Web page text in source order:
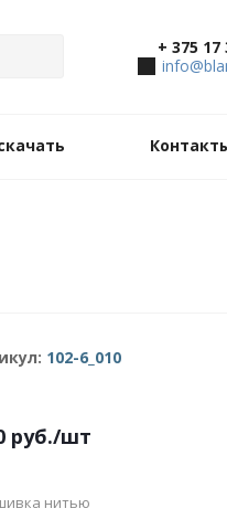
+ 375 17
102-6_010
руб./шт
нитью